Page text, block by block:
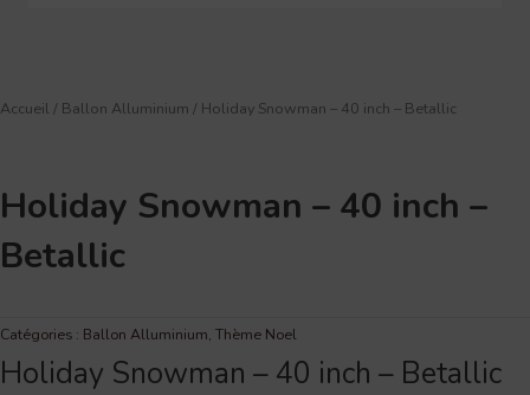
Accueil / Ballon Alluminium / Holiday Snowman – 40 inch – Betallic
Holiday Snowman – 40 inch –
Betallic
Catégories : Ballon Alluminium, Thème Noel
Holiday Snowman – 40 inch – Betallic